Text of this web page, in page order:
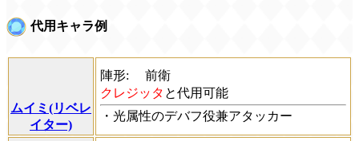
代用キャラ例
ムイミ(リベレ
イター)
陣形:
前衛
クレジッタ と代用可能
・光属性のデバフ役兼アタッカー